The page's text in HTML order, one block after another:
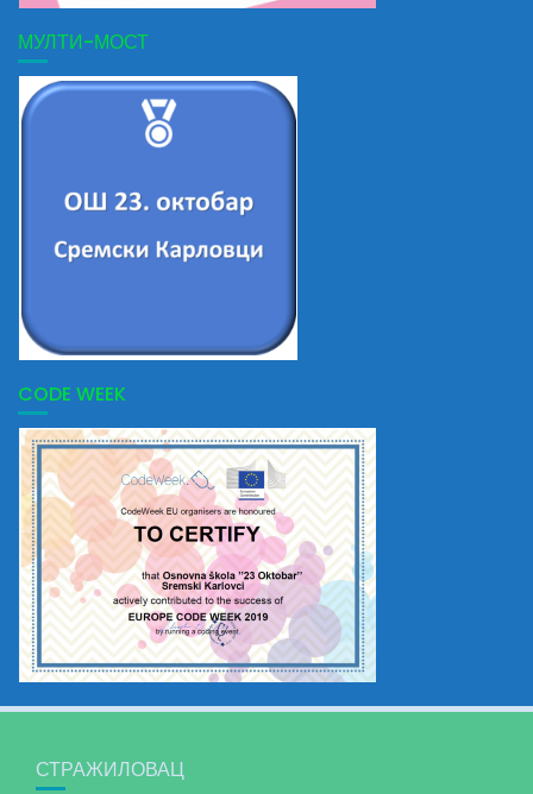
МУЛТИ-МОСТ
CODE WEEK
СТРАЖИЛОВАЦ